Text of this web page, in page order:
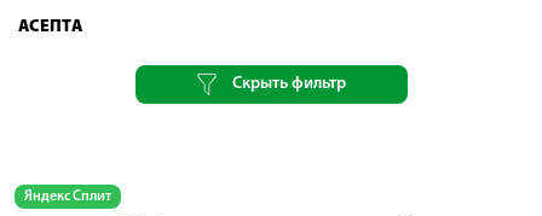
АСЕПТА
Скрыть фильтр
Яндекс Сплит